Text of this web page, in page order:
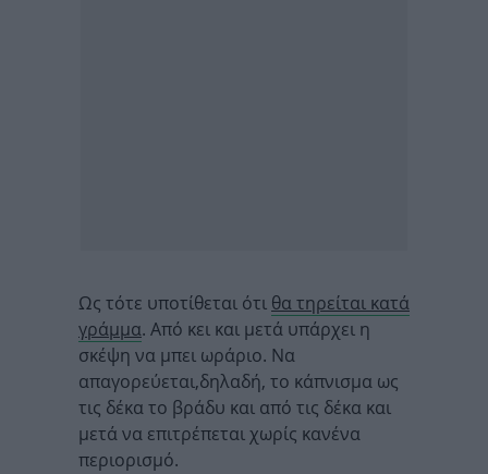
Ως τότε υποτίθεται ότι θα τηρείται κατά
γράμμα. Από κει και μετά υπάρχει η
σκέψη να μπει ωράριο. Να
απαγορεύεται,δηλαδή, το κάπνισμα ως
τις δέκα το βράδυ και από τις δέκα και
μετά να επιτρέπεται χωρίς κανένα
περιορισμό.